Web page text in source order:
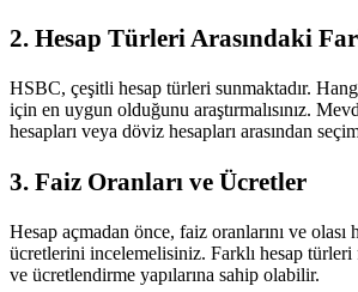
2. Hesap Türleri Arasındaki
HSBC, çeşitli hesap türleri sunmaktadır.
için en uygun olduğunu araştırmalısınız.
hesapları veya döviz hesapları arasından
3. Faiz Oranları ve Ücretler
Hesap açmadan önce, faiz oranlarını ve olası
ücretlerini incelemelisiniz. Farklı hesap türleri
ve ücretlendirme yapılarına sahip olabilir.